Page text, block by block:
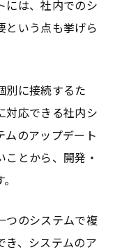
には、社内でのシ
という点も挙げら
別に接続するた
対応できる社内シ
ムのアップデート
とから、開発・
つのシステムで複
き、システムのア